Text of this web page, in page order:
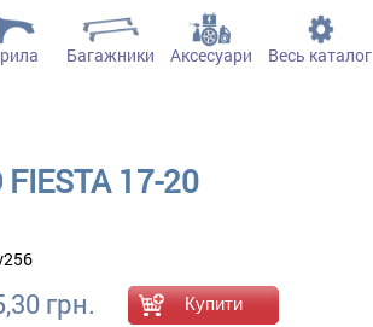
Багажники Аксесуари Весь каталог
17-20
грн.